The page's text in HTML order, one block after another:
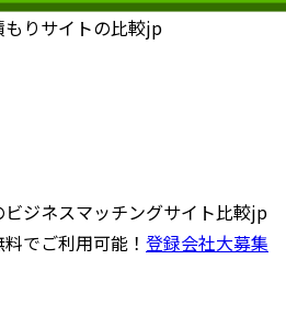
りサイトの比較jp
ジネスマッチングサイト比較jp
でご利用可能！ 登録会社大募集